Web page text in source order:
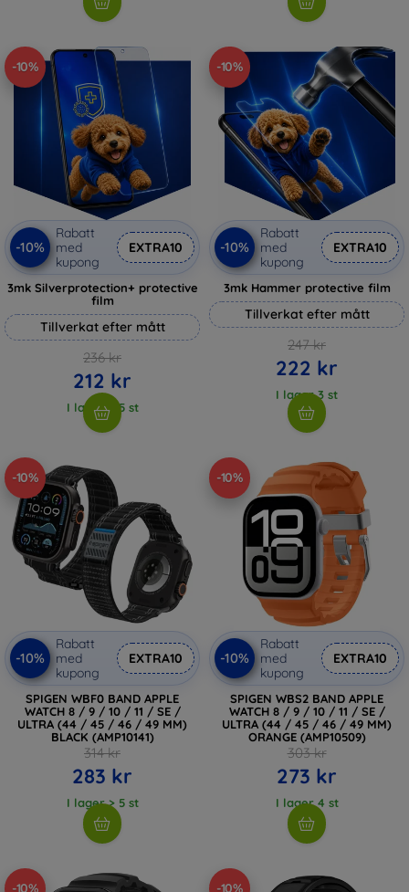
-10%
-10%
Rabatt
med
kupong
EXTRA10
3mk Silverprotection+ protective
film
Tillverkat efter mått
236 kr
212 kr
I lager > 5 st
-10%
-10%
Rabatt
med
kupong
EXTRA10
3mk Hammer protective film
Tillverkat efter mått
247 kr
222 kr
I lager 3 st
-10%
-10%
Rabatt
med
kupong
EXTRA10
SPIGEN WBF0 BAND APPLE
WATCH 8 / 9 / 10 / 11 / SE /
ULTRA (44 / 45 / 46 / 49 MM)
BLACK (AMP10141)
314 kr
283 kr
I lager > 5 st
-10%
-10%
Rabatt
med
kupong
EXTRA10
SPIGEN WBS2 BAND APPLE
WATCH 8 / 9 / 10 / 11 / SE /
ULTRA (44 / 45 / 46 / 49 MM)
ORANGE (AMP10509)
303 kr
273 kr
I lager 4 st
-10% -10%